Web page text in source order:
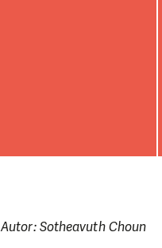
Autor: Sotheavuth Choun